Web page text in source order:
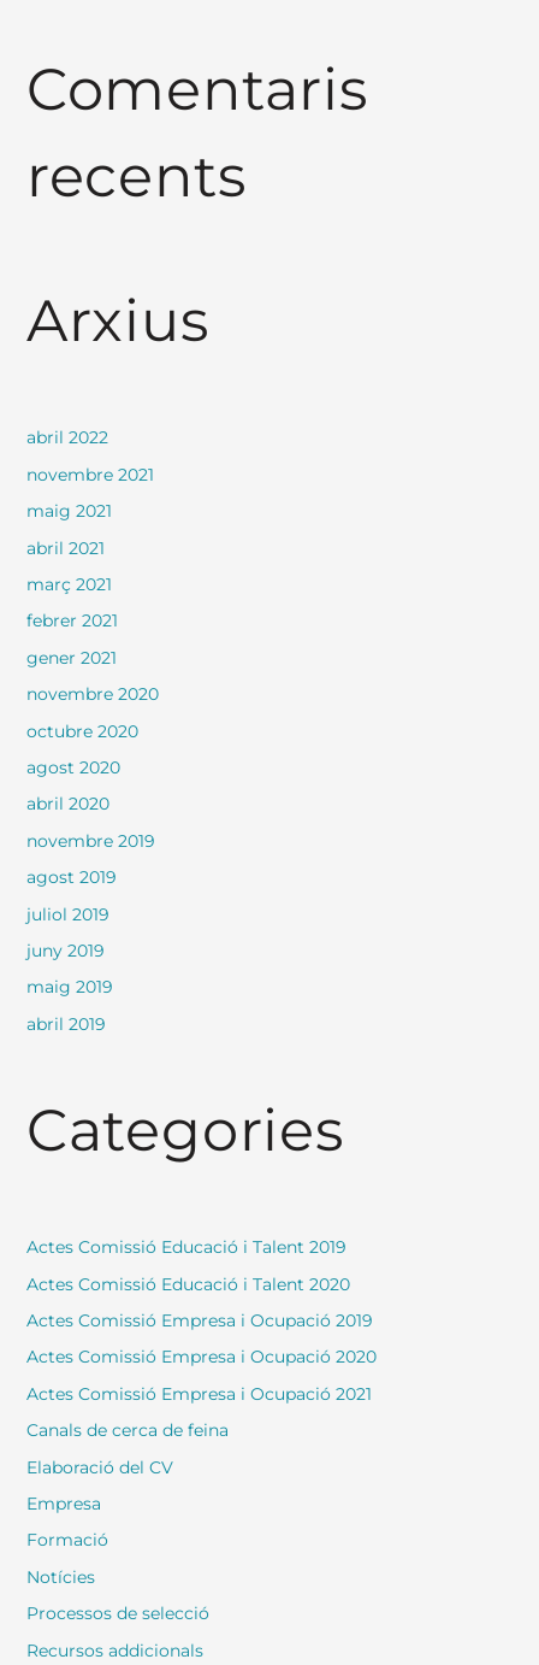
Comentaris
recents
Arxius
abril 2022
novembre 2021
maig 2021
abril 2021
març 2021
febrer 2021
gener 2021
novembre 2020
octubre 2020
agost 2020
abril 2020
novembre 2019
agost 2019
juliol 2019
juny 2019
maig 2019
abril 2019
Categories
Actes Comissió Educació i Talent 2019
Actes Comissió Educació i Talent 2020
Actes Comissió Empresa i Ocupació 2019
Actes Comissió Empresa i Ocupació 2020
Actes Comissió Empresa i Ocupació 2021
Canals de cerca de feina
Elaboració del CV
Empresa
Formació
Notícies
Processos de selecció
Recursos addicionals